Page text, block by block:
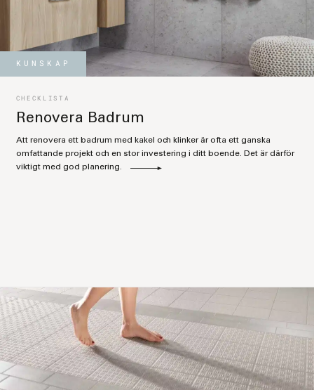
KUNSKAP
CHECKLISTA
Renovera Badrum
Att renovera ett badrum med kakel och klinker är ofta ett ganska
omfattande projekt och en stor investering i ditt boende. Det är därför
viktigt med god planering.